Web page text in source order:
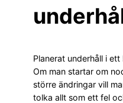
Planerat underhåll i
Om man startar om
större ändringar vill
tolka allt som ett fel